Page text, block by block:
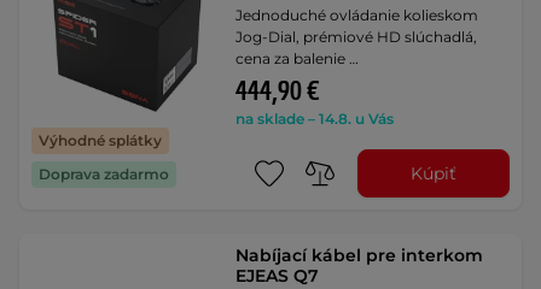
Výhodné splátky
Doprava zadarmo
Jednoduché ovládanie kolieskom
Jog-Dial, prémiové HD slúchadlá,
cena za balenie …
444,90 €
na sklade – 14.8. u Vás
Kúpiť
Nabíjací kábel pre interkom
EJEAS Q7